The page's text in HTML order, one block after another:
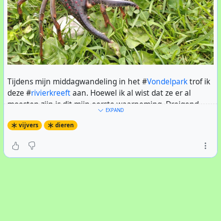
Tijdens mijn middagwandeling in het #Vondelparktrof ik
deze #rivierkreeftaan. Hoewel ik al wist dat ze er al
moesten zijn is dit mijn eerste waarneming. Dreigend
al kwijt. Ik heb hem maar verder met rust gelaten.
EXPAND
vijvers dieren